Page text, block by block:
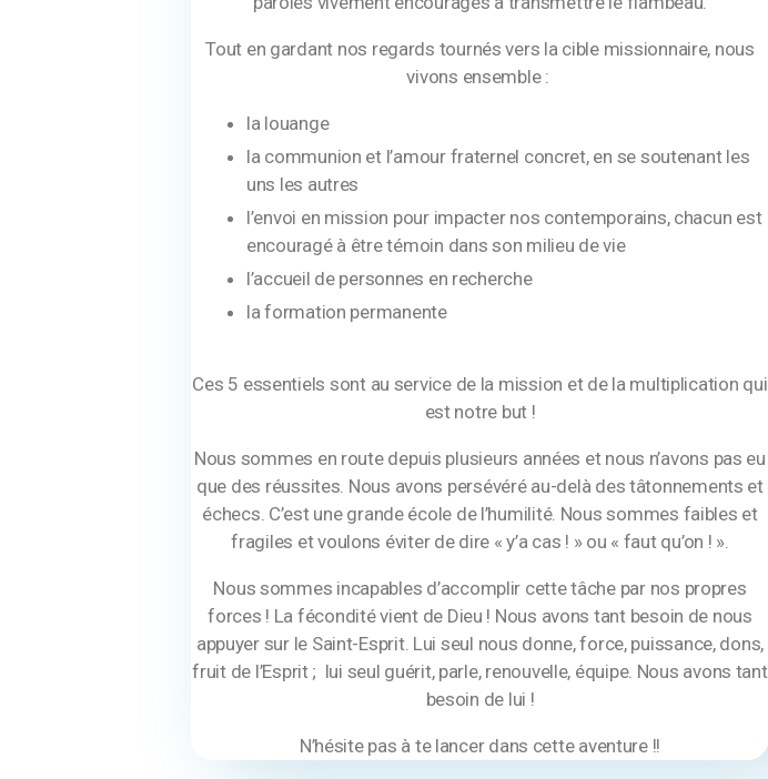
Tout en gardant nos regards tournés vers la cible missionnaire, nous
vivons ensemble :
la louange
la communion et l’amour fraternel concret, en se soutenant les
uns les autres
l’envoi en mission pour impacter nos contemporains, chacun est
encouragé à être témoin dans son milieu de vie
l’accueil de personnes en recherche
la formation permanente
Ces 5 essentiels sont au service de la mission et de la multiplication qui
est notre but !
Nous sommes en route depuis plusieurs années et nous n’avons pas eu
que des réussites. Nous avons persévéré au-delà des tâtonnements et
échecs. C’est une grande école de l’humilité. Nous sommes faibles et
fragiles et voulons éviter de dire « y’a cas ! » ou « faut qu’on ! ».
Nous sommes incapables d’accomplir cette tâche par nos propres
forces ! La fécondité vient de Dieu ! Nous avons tant besoin de nous
appuyer sur le Saint-Esprit. Lui seul nous donne, force, puissance, dons,
fruit de l’Esprit ; lui seul guérit, parle, renouvelle, équipe. Nous avons tant
besoin de lui !
N’hésite pas à te lancer dans cette aventure !!